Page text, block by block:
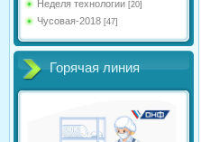
Неделя технологии [20]
Чусовая-2018 [47]
Горячая линия